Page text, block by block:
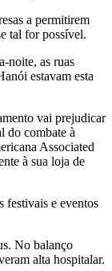
a permitirem
tal for possível.
noite, as ruas
estavam esta
vai prejudicar
do combate à
Associated
à sua loja de
festivais e eventos
No balanço
alta hospitalar.